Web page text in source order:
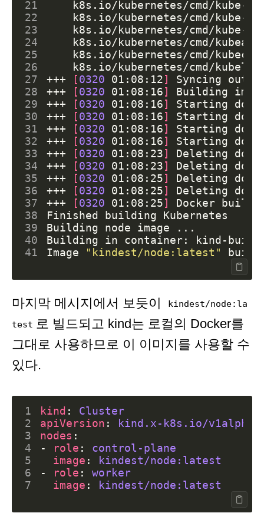
21
k8s.io/kubernetes/cmd/kube-
22
k8s.io/kubernetes/cmd/kube-
23
k8s.io/kubernetes/cmd/kube-
24
k8s.io/kubernetes/cmd/
25
k8s.io/kubernetes/cmd/
26
k8s.io/kubernetes/cmd/
27
+++ [0320 01:08:12]
28
+++ [0320 01:08:16]
29
+++ [0320 01:08:16]
Starting
30
+++ [0320 01:08:16]
Starting
31
+++ [0320 01:08:16]
Starting
32
+++ [0320 01:08:16]
Starting
33
+++ [0320 01:08:23]
34
+++ [0320 01:08:23]
35
+++ [0320 01:08:25]
36
+++ [0320 01:08:25]
37
+++ [0320 01:08:25]
Docker
38
39
40
41
Image "kindest/node:latest"
마지막 메시지에서 보듯이
kindest/node:la
test 로 빌드되고 kind는 로컬의 Docker를
그대로 사용하므로 이 이미지를 사용할 수
있다.
1 kind :
Cluster
2
apiVersion :
kind.x-k8s.io/v1alpha4
3
nodes :
4
- role :
control-plane
5
image :
kindest/node:latest
6
- role :
worker
7
image : kindest/node:latest